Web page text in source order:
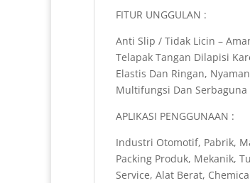
FITUR UNGGULAN :
Anti Slip / Tidak Licin –
Telapak Tangan Dilapisi
Elastis Dan Ringan,
Multifungsi Dan Serbaguna
APLIKASI PENGGUNAAN :
Industri Otomotif, Pabrik,
Packing Produk, Mekanik,
Service, Alat Berat,